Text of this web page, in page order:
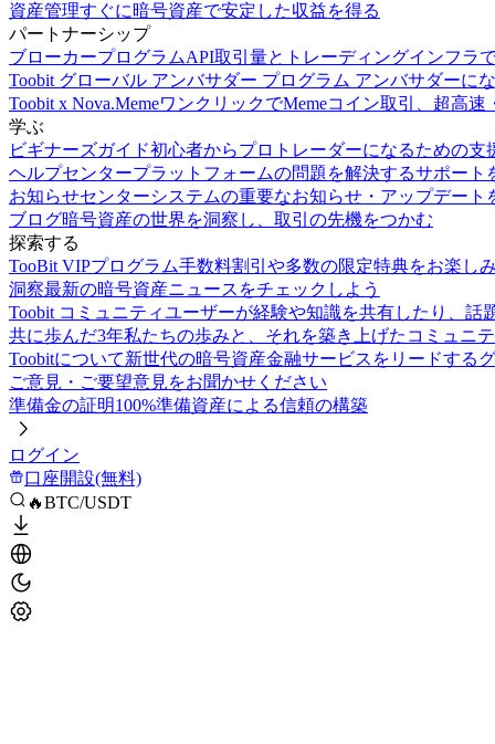
資産管理すぐに暗号資産で安定した収益を得る
パートナーシップ
ブローカープログラムAPI取引量とトレーディングインフラ
Toobit グローバル アンバサダー プログラム アンバサダーに
Toobit x Nova.MemeワンクリックでMemeコイン取引、超高
学ぶ
ビギナーズガイド初心者からプロトレーダーになるための支
ヘルプセンタープラットフォームの問題を解決するサポート
お知らせセンターシステムの重要なお知らせ・アップデート
ブログ暗号資産の世界を洞察し、取引の先機をつかむ
探索する
TooBit VIPプログラム手数料割引や多数の限定特典をお楽し
洞察最新の暗号資産ニュースをチェックしよう
Toobit コミュニティユーザーが経験や知識を共有したり、話
共に歩んだ3年私たちの歩みと、それを築き上げたコミュニ
Toobitについて新世代の暗号資産金融サービスをリードする
ご意見・ご要望意見をお聞かせください
準備金の証明100%準備資産による信頼の構築
ログイン
口座開設(無料)
🔥BTC/USDT